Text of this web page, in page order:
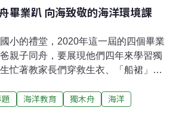
畢業趴 向海致敬的海洋環境課
小的禮堂，2020年這一屆的四個畢業
親子同舟，要展現他們四年來學習獨
忙著教家長們穿救生衣、「船裙」，
生涯，慶祝畢業。他們從小學三年級
海洋教育 獨木舟
海洋